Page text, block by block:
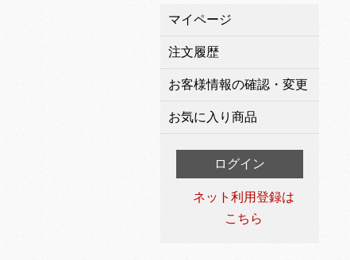
マイページ
注文履歴
お客様情報の確認・変更
お気に入り商品
ログイン
ネット利用登録は
こちら